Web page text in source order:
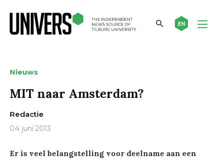
EN
Nieuws
MIT naar Amsterdam?
Redactie
04 juni 2013
Er is veel belangstelling voor deelname aan een